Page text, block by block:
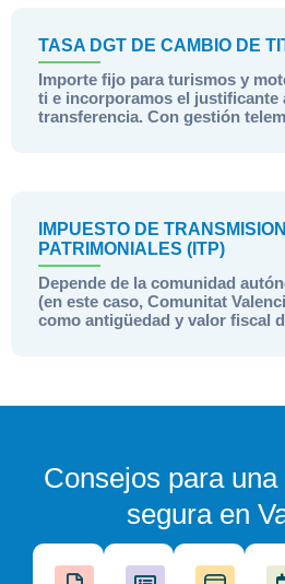
TASA DGT DE CAMBIO DE
Importe fijo para turismos y
ti e incorporamos el justificante
transferencia. Con gestión
IMPUESTO DE
PATRIMONIALES (ITP)
Depende de la comunidad
(en este caso, Comunitat
como antigüedad y valor fiscal
Consejos para
segura en